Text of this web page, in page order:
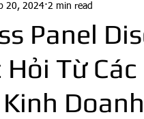
Panel
Từ
20, 2024 2 min read